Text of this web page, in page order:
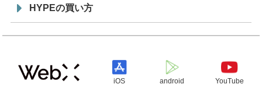
HYPEの買い方
iOS android YouTube